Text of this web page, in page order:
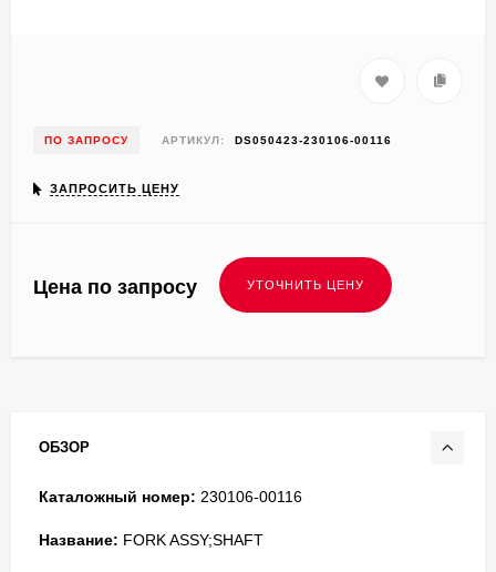
ПО ЗАПРОСУ АРТИКУЛ: DS050423-230106-00116
ЗАПРОСИТЬ ЦЕНУ
Цена по запросу
ОБЗОР
Каталожный номер: 230106-00116
Название: FORK ASSY;SHAFT